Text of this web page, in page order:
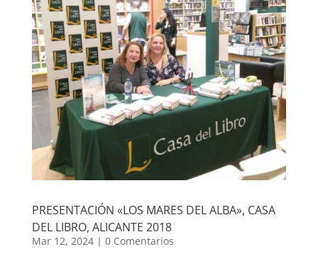
PRESENTACIÓN «LOS MARES DEL ALBA», CASA
DEL LIBRO, ALICANTE 2018
Mar 12, 2024| 0 Comentarios